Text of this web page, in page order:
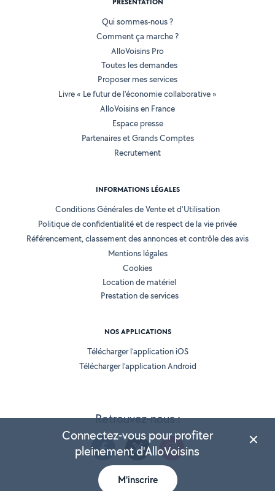
Retrouvez-nous :
PRÉSENTATION
Qui sommes-nous ?
Comment ça marche ?
AlloVoisins Pro
Toutes les demandes
Proposer mes services
Livre « Le futur de l'économie collaborative »
AlloVoisins en France
Espace presse
Partenaires et Grands Comptes
Recrutement
INFORMATIONS LÉGALES
Conditions Générales de Vente et d'Utilisation
Politique de confidentialité et de respect de la vie privée
Référencement, classement des annonces et contrôle des avis
Mentions légales
Cookies
Location de matériel
Prestation de services
NOS APPLICATIONS
Télécharger l’application iOS
Télécharger l’application Android
Connectez-vous pour profiter
pleinement d'AlloVoisins
M'inscrire